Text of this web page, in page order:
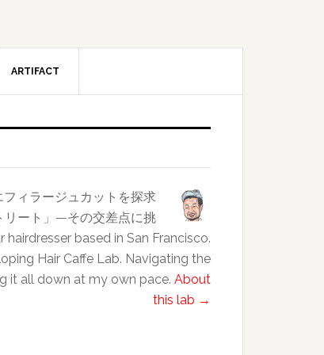
ARTIFACT
ィラージュカットを探求
リート」—その交差点に挑
based in San Francisco.
Hair Caffe Lab. Navigating the
it all down at my own pace. About
this lab →